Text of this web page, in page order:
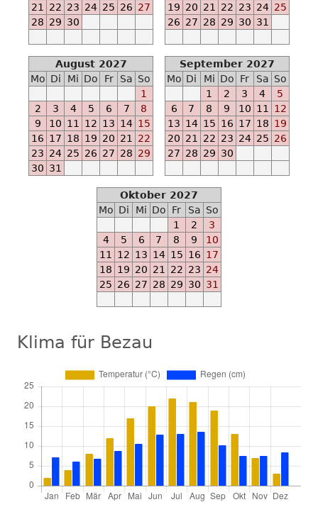
Ab
2021-
Ab
2022-
05-
14
Ab
18
M
2022-
10-
21
22 23 24 25 26 27
28 29 30
19 20 21 22 23 24 25
26 27 28 29 30 31
August 2027
Mo Di Mi Do Fr Sa So
1
2
3 4 5 6 7
8
9
10 11 12 13 14 15
16 17 18 19 20 21
22
23 24 25 26 27 28 29
30 31
September 2027
Mo Di Mi Do Fr Sa So
1
2 3 4
5
6
7 8 9 10 11
12
13 14 15 16 17 18 19
20 21 22 23 24 25 26
27 28 29 30
Oktober 2027
Mo Di Mi Do Fr Sa So
1
2
3
4
5 6 7 8 9
10
11
12 13 14 15 16 17
18 19 20 21 22 23 24
25 26 27 28 29 30 31
Klima für Bezau